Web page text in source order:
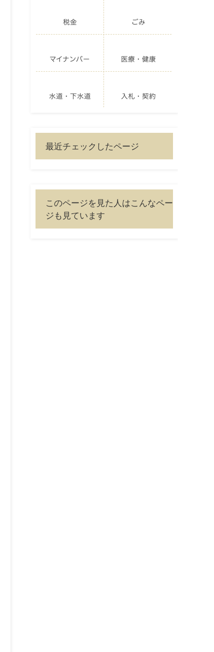
税金 ごみ
マイナンバー 医療・健康
水道・下水道 入札・契約
最近チェックしたページ
このページを見た人はこんなペー
ジも見ています